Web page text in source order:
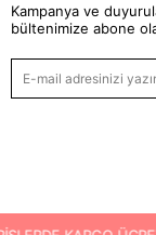
Kampanya ve
bültenimize abone